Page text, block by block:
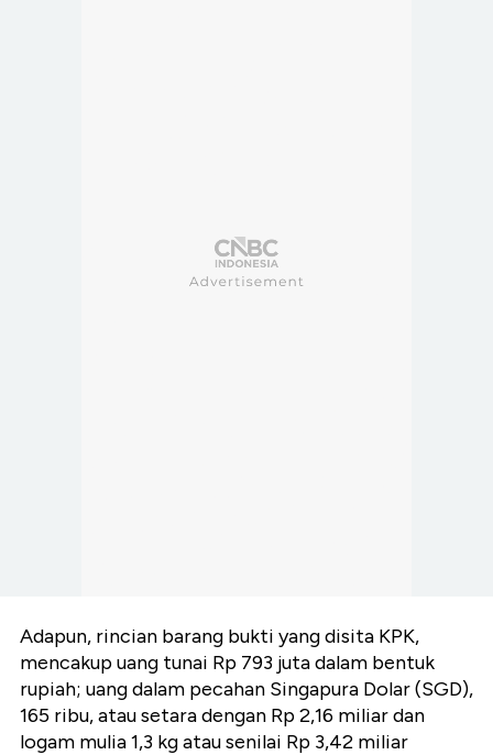
Adapun, rincian barang bukti yang disita KPK,
mencakup uang tunai Rp 793 juta dalam bentuk
rupiah; uang dalam pecahan Singapura Dolar (SGD),
165 ribu, atau setara dengan Rp 2,16 miliar dan
logam mulia 1,3 kg atau senilai Rp 3,42 miliar